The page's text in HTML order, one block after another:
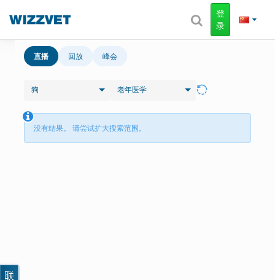
登
录
直播 回放 峰会
狗 老年医学
没有结果。 请尝试扩大搜索范围。